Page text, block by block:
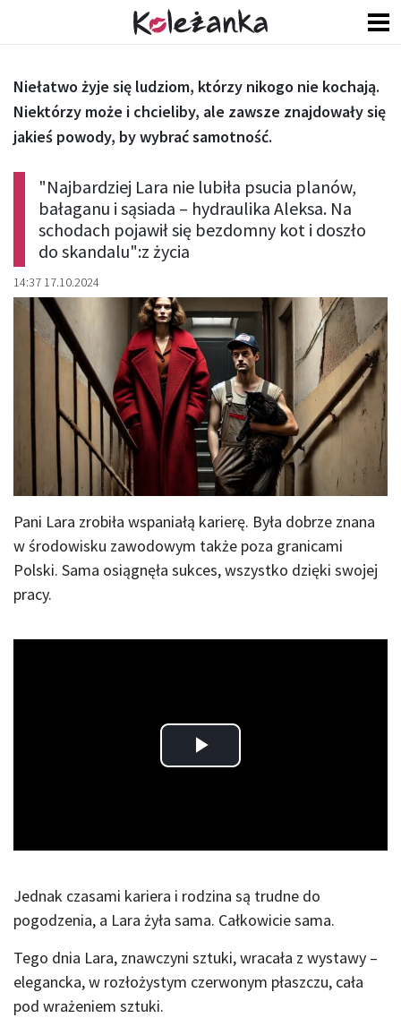
"Najbardziej Lara nie lubiła psucia planów,
bałaganu i sąsiada – hydraulika Aleksa. Na
schodach pojawił się bezdomny kot i doszło
do skandalu":z życia
14:37 17.10.2024
Niełatwo żyje się ludziom, którzy nikogo nie kochają.
Niektórzy może i chcieliby, ale zawsze znajdowały się
jakieś powody, by wybrać samotność.
Pani Lara zrobiła wspaniałą karierę. Była dobrze znana
w środowisku zawodowym także poza granicami
Polski. Sama osiągnęła sukces, wszystko dzięki swojej
pracy.
Play
Jednak czasami kariera i rodzina są trudne do
pogodzenia, a Lara żyła sama. Całkowicie sama.
Tego dnia Lara, znawczyni sztuki, wracała z wystawy –
elegancka, w rozłożystym czerwonym płaszczu, cała
pod wrażeniem sztuki.